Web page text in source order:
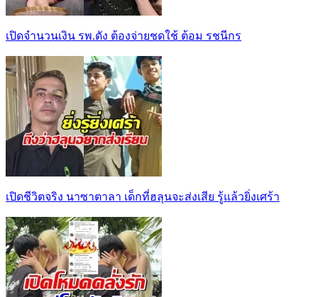
เปิดจำนวนเงิน รพ.ดัง ต้องจ่ายชดใช้ ต้อม รชนีกร
เปิดชีวิตจริง นาซาตาลา เด็กที่ฮลุนจะส่งเสีย รู้แล้วยิ่งเศร้า